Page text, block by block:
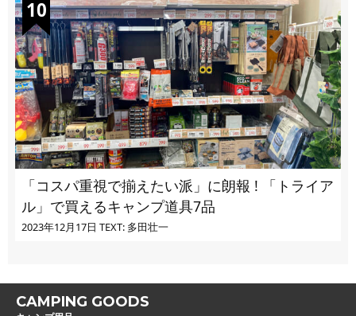
「コスパ重視で揃えたい派」に朗報 ! 「トライア
ル」で買えるキャンプ道具7品
2023年12月17日 TEXT: 多田壮一
CAMPING GOODS